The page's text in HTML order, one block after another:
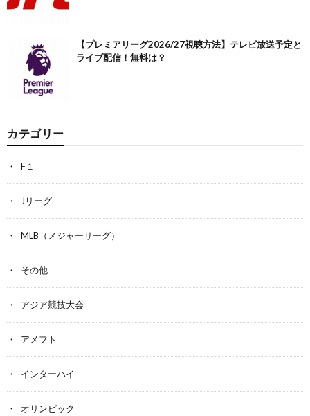
【プレミアリーグ2026/27視聴方法】テレビ放送予定と
ライブ配信！無料は？
カテゴリー
F１
Jリーグ
MLB（メジャーリーグ）
その他
アジア競技大会
アメフト
インターハイ
オリンピック